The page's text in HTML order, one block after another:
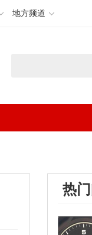
地方频道
热